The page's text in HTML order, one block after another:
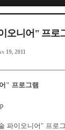
오니어" 프로
19, 2011
" 프로그램
파이오니어" 프로
스케치
케치북5